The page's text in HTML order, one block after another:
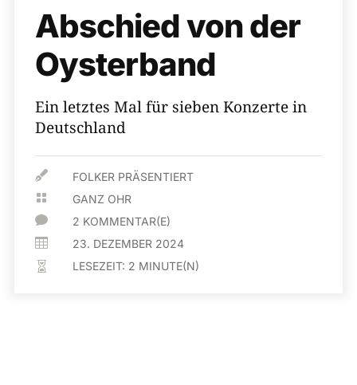
Abschied von der
Oysterband
Ein letztes Mal für sieben Konzerte in
Deutschland
 FOLKER PRÄSENTIERT
 GANZ OHR
 2 KOMMENTAR(E)
 23. DEZEMBER 2024
 LESEZEIT: 2 MINUTE(N)